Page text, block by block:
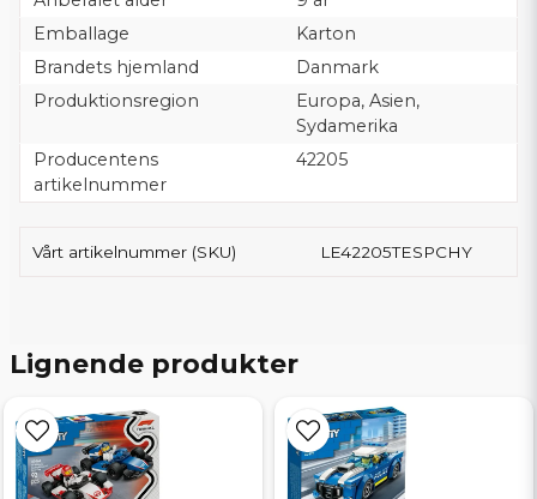
Emballage
Karton
Brandets hjemland
Danmark
Produktionsregion
Europa, Asien,
Sydamerika
Producentens
artikelnummer
42205
Vårt artikelnummer (SKU) LE42205TESPCHY
Lignende produkter